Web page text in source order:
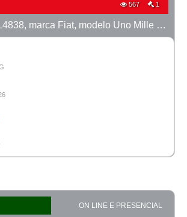
567 1
LOTE 01 - DOL4838, marca Fiat, modelo Uno Mille Fire, ano 2004/2005
ON LINE E PRESENCIAL